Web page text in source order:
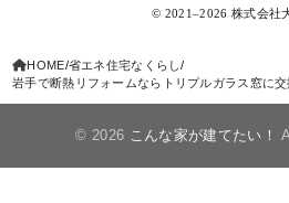
© 2021–2026 株式会社
HOME 省エネ住宅なくらし
岩手で断熱リフォームならトリプルガラス窓に
© 2026 こんな家が建てたい！